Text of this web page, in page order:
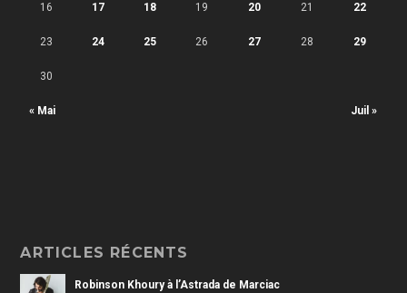
« Mai Juil »
16 17 18 19 20 21 22
23 24 25 26 27 28 29
30
ARTICLES RÉCENTS
Robinson Khoury à l’Astrada de Marciac